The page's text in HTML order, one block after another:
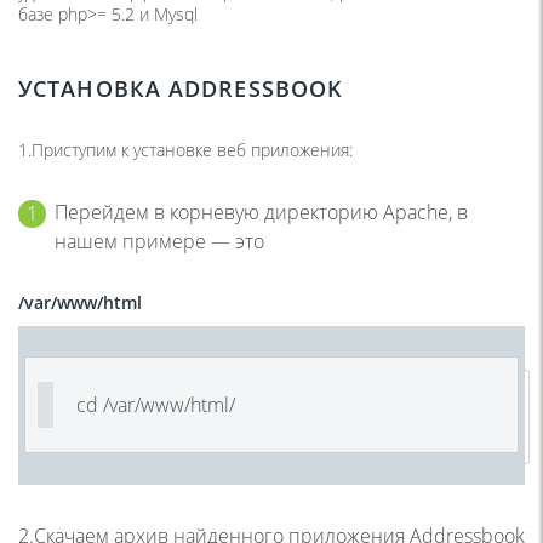
базе php>= 5.2 и Mysql
УСТАНОВКА ADDRESSBOOK
1.Приступим к установке веб приложения:
Перейдем в корневую директорию Apache, в
нашем примере — это
/var/www/html
cd /var/www/html/
2.Скачаем архив найденного приложения Addressbook